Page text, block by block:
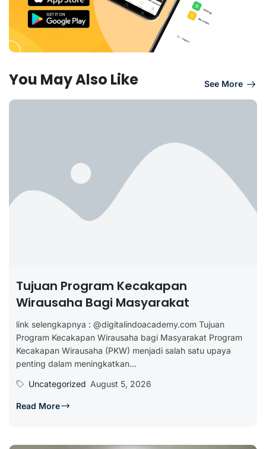
You May Also Like See More
Tujuan Program Kecakapan
Wirausaha Bagi Masyarakat
link selengkapnya : @digitalindoacademy.com Tujuan
Program Kecakapan Wirausaha bagi Masyarakat Program
Kecakapan Wirausaha (PKW) menjadi salah satu upaya
penting dalam meningkatkan...
Uncategorized August 5, 2026
Read More